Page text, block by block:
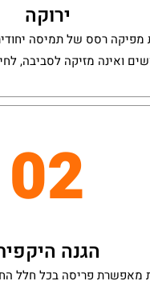
ירוקה
מפיקה רסס של תמיסה
ואינה מזיקה לסביבה,
02
הגנה
מאפשרת פריסה בכל חלל